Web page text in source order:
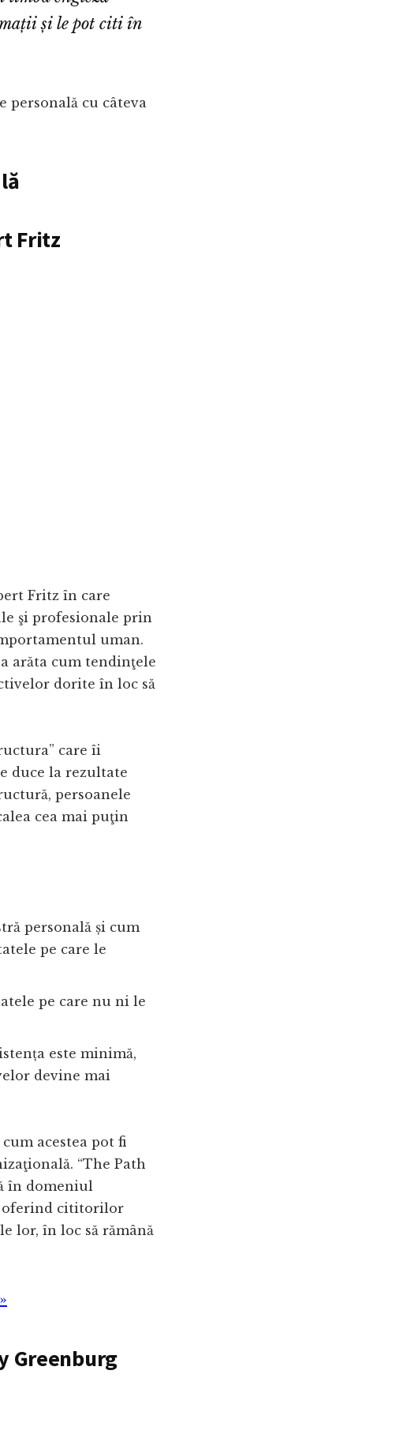
și le pot citi în
personală cu câteva
Fritz
Fritz în care
şi profesionale prin
uman.
arăta cum tendinţele
dorite în loc să
care îi
duce la rezultate
persoanele
cea mai puţin
personală și cum
pe care le
pe care nu ni le
este minimă,
devine mai
acestea pot fi
“The Path
în domeniul
oferind cititorilor
lor, în loc să rămână
Greenburg